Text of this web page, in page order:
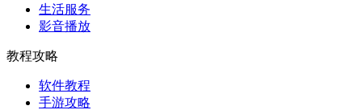
生活服务
影音播放
教程攻略
软件教程
手游攻略